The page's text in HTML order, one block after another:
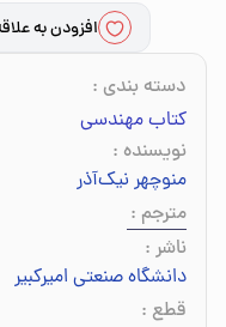
افزودن به
دسته بندی :
کتاب مهندسی
نویسنده :
منوچهر نیک‌آذر
مترجم :
ناشر :
دانشگاه صنعتی امیرکبیر
قطع :